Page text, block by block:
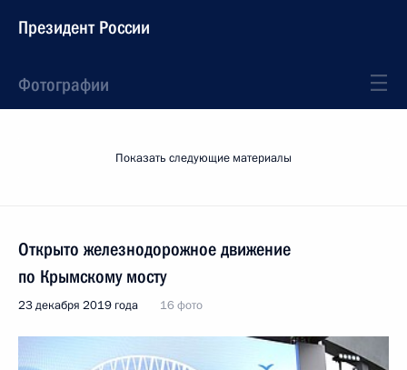
Президент России
Фотографии
Показать следующие материалы
Открыто железнодорожное движение
по Крымскому мосту
23 декабря 2019 года 16 фото